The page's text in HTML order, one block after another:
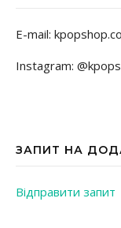
E-mail:
Instagram:
ЗАПИТ НА
Відправити запит